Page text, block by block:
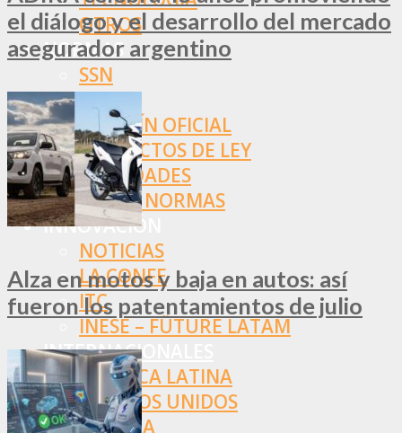
OTROS
NORMAS
SSN
SRT
BOLETÍN OFICIAL
PROYECTOS DE LEY
SOCIEDADES
OTRAS NORMAS
INNOVACIÓN
NOTICIAS
LA CONFE
ITC
INESE – FÜTURE LATAM
INTERNACIONALES
AMÉRICA LATINA
ESTADOS UNIDOS
EUROPA
el diálogo y el desarrollo del mercado
asegurador argentino
Alza en motos y baja en autos: así
fueron los patentamientos de julio